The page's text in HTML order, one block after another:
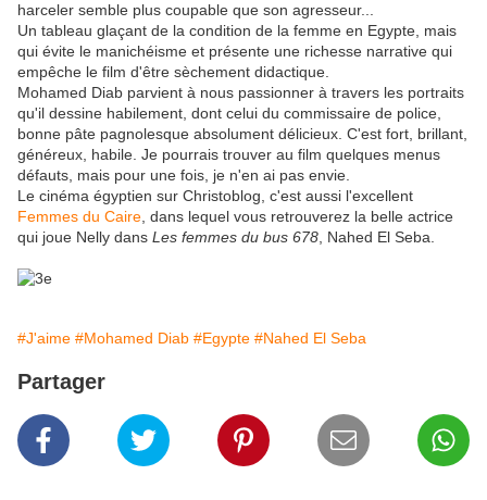
harceler semble plus coupable que son agresseur...
Un tableau glaçant de la condition de la femme en Egypte, mais
qui évite le manichéisme et présente une richesse narrative qui
empêche le film d'être sèchement didactique.
Mohamed Diab parvient à nous passionner à travers les portraits
qu'il dessine habilement, dont celui du commissaire de police,
bonne pâte pagnolesque absolument délicieux. C'est fort, brillant,
généreux, habile. Je pourrais trouver au film quelques menus
défauts, mais pour une fois, je n'en ai pas envie.
Le cinéma égyptien sur Christoblog, c'est aussi l'excellent
Femmes du Caire , dans lequel vous retrouverez la belle actrice
qui joue Nelly dans Les femmes du bus 678 , Nahed El Seba.
#J'aime #Mohamed Diab #Egypte #Nahed El Seba
Partager